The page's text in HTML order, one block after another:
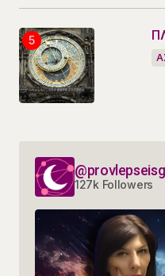
127k Followers